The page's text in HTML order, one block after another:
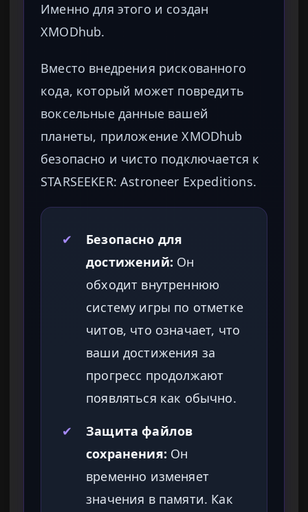
Именно для этого и создан
XMODhub.
Вместо внедрения рискованного
кода, который может повредить
воксельные данные вашей
планеты, приложение XMODhub
безопасно и чисто подключается к
STARSEEKER: Astroneer Expeditions.
✔
Безопасно для
достижений: Он
обходит внутреннюю
систему игры по отметке
читов, что означает, что
ваши достижения за
прогресс продолжают
появляться как обычно.
✔
Защита файлов
сохранения: Он
временно изменяет
значения в памяти. Как